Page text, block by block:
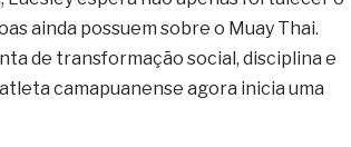
ainda possuem sobre o Muay Thai.
de transformação social, disciplina e
camapuanense agora inicia uma